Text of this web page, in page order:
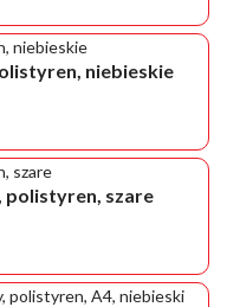
niebieskie
polistyren, szare